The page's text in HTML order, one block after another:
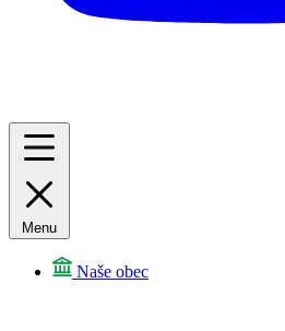
Menu
Naše obec